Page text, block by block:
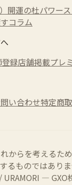
開運の杜パワー
コラム
録店舗掲載プレ
い合わせ特定商
からを考えるた
るものではありま
— GXO